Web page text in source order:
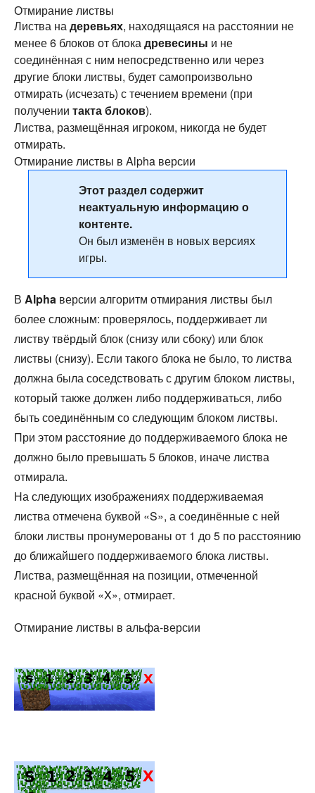
Отмирание листвы
Листва надеревьях, находящаяся на расстоянии не
менее 6 блоков от блокадревесины и не
соединённая с ним непосредственно или через
другие блоки листвы, будет самопроизвольно
отмирать (исчезать) с течением времени (при
получении такта блоков).
Листва, размещённая игроком, никогда не будет
отмирать.
Отмирание листвы в Alpha версии
Этот раздел содержит
неактуальную информацию о
контенте.
Он был изменён в новых версиях
игры.
В Alpha версии алгоритм отмирания листвы был
более сложным: проверялось, поддерживает ли
листву твёрдый блок (снизу или сбоку) или блок
листвы (снизу). Если такого блока не было, то листва
должна была соседствовать с другим блоком листвы,
который также должен либо поддерживаться, либо
быть соединённым со следующим блоком листвы.
При этом расстояние до поддерживаемого блока не
должно было превышать 5 блоков, иначе листва
отмирала.
На следующих изображениях поддерживаемая
листва отмечена буквой «S», а соединённые с ней
блоки листвы пронумерованы от 1 до 5 по расстоянию
до ближайшего поддерживаемого блока листвы.
Листва, размещённая на позиции, отмеченной
красной буквой «X», отмирает.
Отмирание листвы в альфа-версии